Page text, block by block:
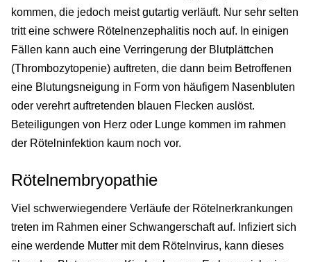
kommen, die jedoch meist gutartig verläuft. Nur sehr selten
tritt eine schwere Rötelnenzephalitis noch auf. In einigen
Fällen kann auch eine Verringerung der Blutplättchen
(Thrombozytopenie) auftreten, die dann beim Betroffenen
eine Blutungsneigung in Form von häufigem Nasenbluten
oder verehrt auftretenden blauen Flecken auslöst.
Beteiligungen von Herz oder Lunge kommen im rahmen
der Rötelninfektion kaum noch vor.
Rötelnembryopathie
Viel schwerwiegendere Verläufe der Rötelnerkrankungen
treten im Rahmen einer Schwangerschaft auf. Infiziert sich
eine werdende Mutter mit dem Rötelnvirus, kann dieses